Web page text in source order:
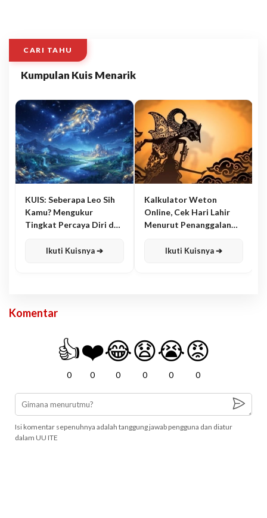
CARI TAHU
Kumpulan Kuis Menarik
KUIS: Seberapa Leo Sih
Kamu? Mengukur
Tingkat Percaya Diri dan
Ikuti Kuisnya ➔
Kalkulator Weton
Online, Cek Hari Lahir
Menurut Penanggalan
Ikuti Kuisnya ➔
Komentar
👍
0
❤️
0
😂
0
😧
0
😭
0
😡
0
Isi komentar sepenuhnya adalah tanggung jawab pengguna dan diatur
dalam UU ITE